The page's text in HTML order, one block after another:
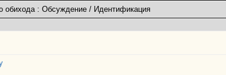
обихода : Обсуждение / Идентификация